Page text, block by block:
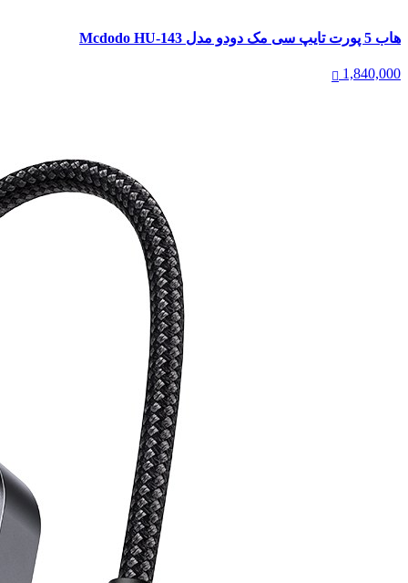
هاب 5 پورت تایپ سی مک دودو مدل Mcdodo HU-143
1,840,000